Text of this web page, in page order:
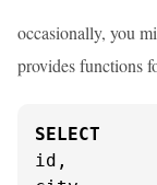
occasionally, you
provides functions
SELECT
id,